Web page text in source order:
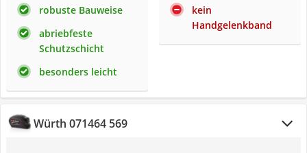
robuste Bauweise
abriebfeste
Schutzschicht
besonders leicht
kein
Handgelenkband
Würth 071464 569